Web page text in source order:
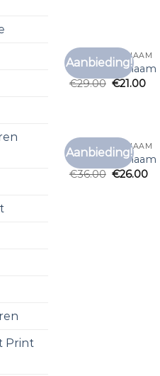
Print
Aanbieding!
T SHIRT MET NAAM
t shirt met naam
€29.00 €21.00
Aanbieding!
T SHIRT MET NAAM
t shirt met naam
€36.00 €26.00